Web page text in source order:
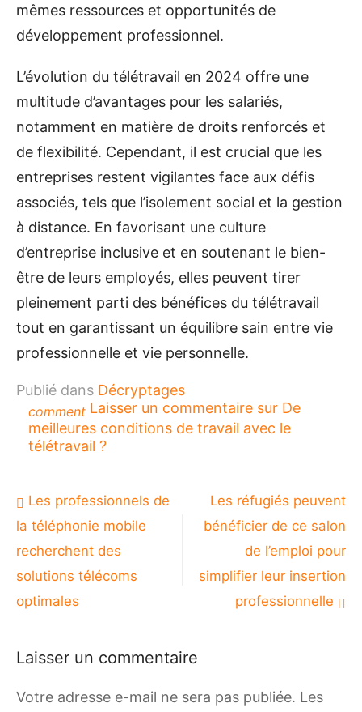
mêmes ressources et opportunités de
développement professionnel.
L’évolution du télétravail en 2024 offre une
multitude d’avantages pour les salariés,
notamment en matière de droits renforcés et
de flexibilité. Cependant, il est crucial que les
entreprises restent vigilantes face aux défis
associés, tels que l’isolement social et la gestion
à distance. En favorisant une culture
d’entreprise inclusive et en soutenant le bien-
être de leurs employés, elles peuvent tirer
pleinement parti des bénéfices du télétravail
tout en garantissant un équilibre sain entre vie
professionnelle et vie personnelle.
Publié dans Décryptages
comment Laisser un commentaire sur De
meilleures conditions de travail avec le
télétravail ?
Navigation
de
l’article
Les professionnels de
la téléphonie mobile
recherchent des
solutions télécoms
optimales
Les réfugiés peuvent
bénéficier de ce salon
de l’emploi pour
simplifier leur insertion
professionnelle
Laisser un commentaire
Votre adresse e-mail ne sera pas publiée. Les